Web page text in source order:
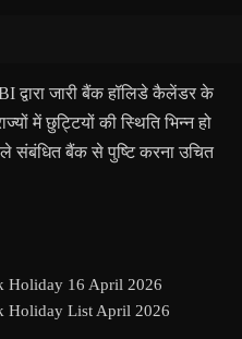
द्वारा जारी बैंक हॉलिडे कैलेंडर के
में छुट्टियों की स्थिति भिन्न हो
संबंधित बैंक से पुष्टि करना उचित
Holiday 16 April 2026
Holiday List April 2026